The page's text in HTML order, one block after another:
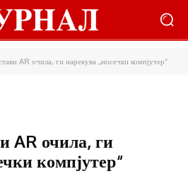
AR очила, ги нарекува „носечки компјутер“
AR очила, ги
компјутер“